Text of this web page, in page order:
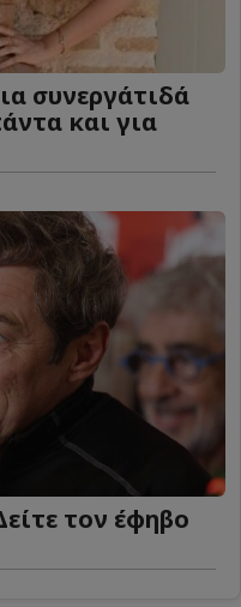
συνεργάτιδά
και για
τον έφηβο